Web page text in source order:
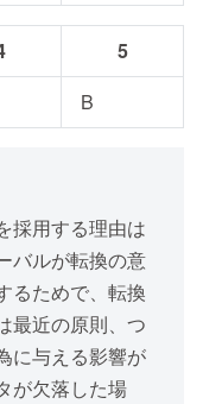
5
B
採用する理由は
バルが転換の意
るためで、転換
最近の原則、つ
に与える影響が
が欠落した場